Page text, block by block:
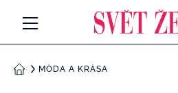
DOMŮMÓDA A KRÁSA